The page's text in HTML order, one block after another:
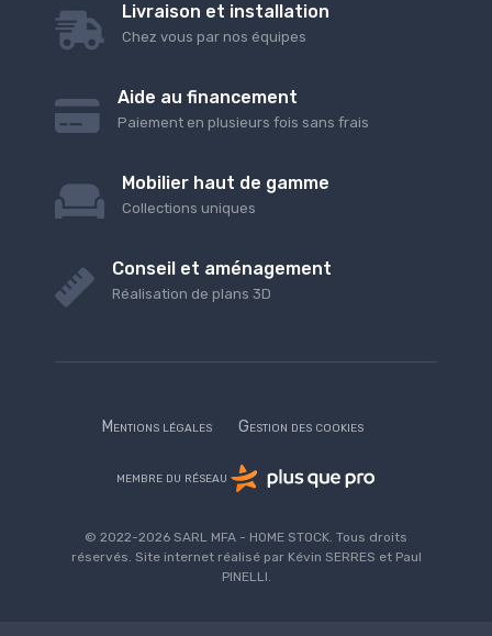
Livraison et installation
Chez vous par nos équipes
Aide au financement
Paiement en plusieurs fois sans frais
Mobilier haut de gamme
Collections uniques
Conseil et aménagement
Réalisation de plans 3D
Mentions légales Gestion des cookies
membre du réseau
© 2022-2026 SARL MFA - HOME STOCK. Tous droits
réservés. Site internet réalisé par Kévin SERRES et Paul
PINELLI.